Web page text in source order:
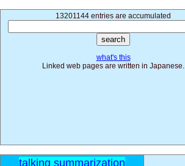
13201144 entries are accumulated
what's this
Linked web pages are written in Japanese.
talking summarization